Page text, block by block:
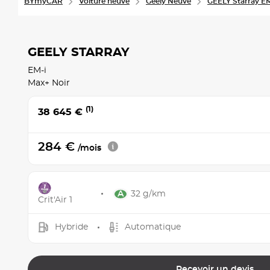
GEELY STARRAY
EM-i
Max+ Noir
38 645 € (1)
284 € /mois
Crit'Air 1
32 g/km
Hybride Automatique